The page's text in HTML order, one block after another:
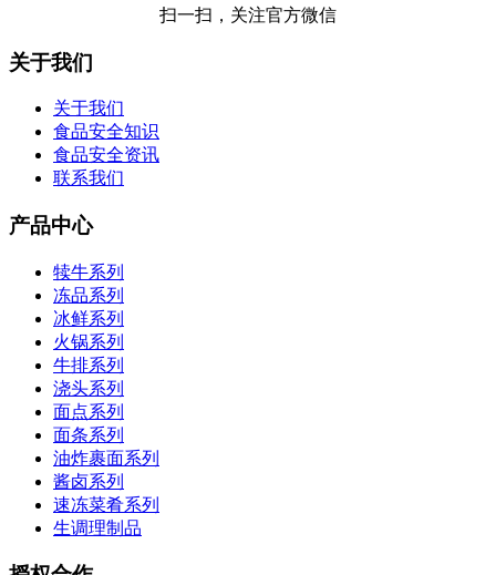
扫一扫，关注官方微信
关于我们
关于我们
食品安全知识
食品安全资讯
联系我们
产品中心
犊牛系列
冻品系列
冰鲜系列
火锅系列
牛排系列
浇头系列
面点系列
面条系列
油炸裹面系列
酱卤系列
速冻菜肴系列
生调理制品